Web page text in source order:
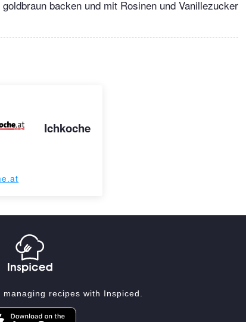
backen und mit Rosinen und Vanillezucker
Ichkoche
recipes with Inspiced.